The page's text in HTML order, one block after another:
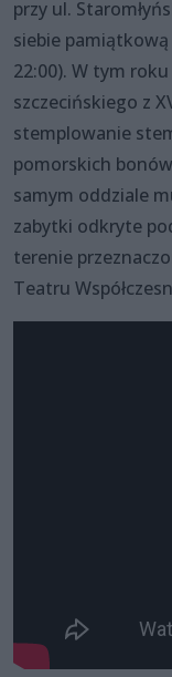
przy ul.
siebie
22:00). W tym
szczecińskiego z
stemplowanie
pomorskich
samym oddziale
zabytki odkryte
terenie
Teatru